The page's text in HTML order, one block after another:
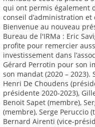
qui ont permis également
conseil d’administration et
Bienvenue au nouveau
Bureau de l'IRMa : Eric
profite pour remercier
investissement dans
Gérard Perrotin pour son
son mandat (2020 –
Henri De Choudens
présidente 2020-2023),
Benoit Sapet (membre),
(membre), Serge Peruccio
Bernard Airenti (vice-